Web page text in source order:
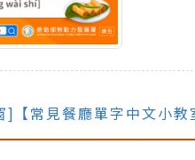
【常見餐廳單字中文小教